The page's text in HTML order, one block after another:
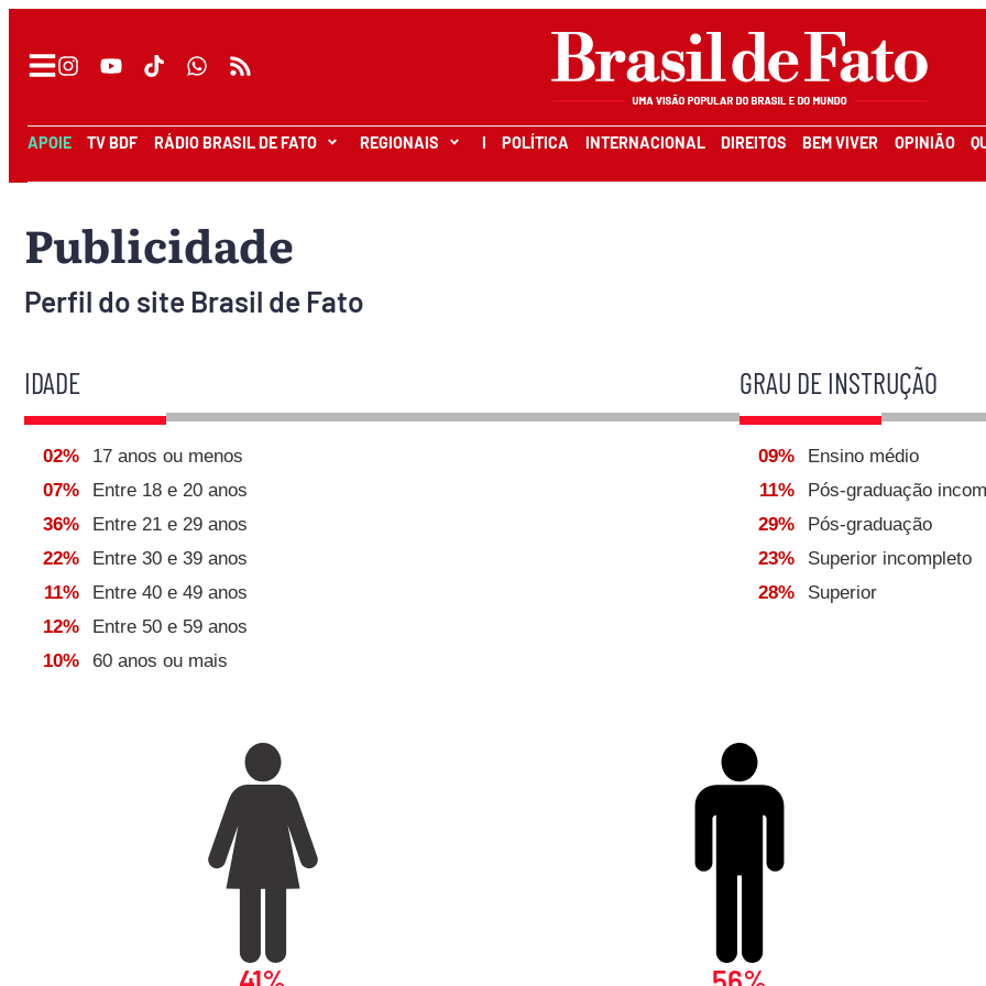
APOIE TV BDF RÁDIO BRASIL DE FATO REGIONAIS I POLÍTICA INTERNACIONAL DIREITOS BEM VIVER OPINIÃO
Publicidade
Perfil do site Brasil de Fato
IDADE
02%
17 anos ou menos
07%
Entre 18 e 20 anos
36%
Entre 21 e 29 anos
22%
Entre 30 e 39 anos
11%
Entre 40 e 49 anos
12%
Entre 50 e 59 anos
10%
60 anos ou mais
GRAU DE INSTRUÇÃO
09%
Ensino médio
11%
Pós-graduação
29%
Pós-graduação
23%
Superior incompleto
28%
Superior